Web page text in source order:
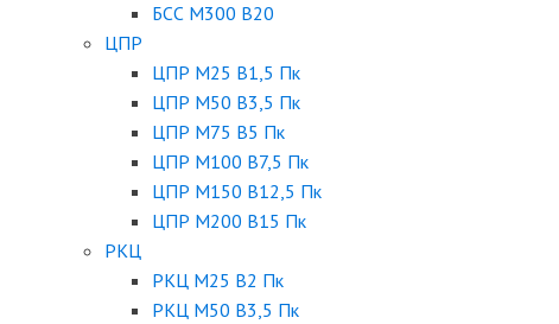
БСС М300 B20
ЦПР
ЦПР М25 B1,5 Пк
ЦПР М50 B3,5 Пк
ЦПР М75 B5 Пк
ЦПР М100 B7,5 Пк
ЦПР М150 B12,5 Пк
ЦПР М200 B15 Пк
РКЦ
РКЦ М25 B2 Пк
РКЦ М50 В3,5 Пк